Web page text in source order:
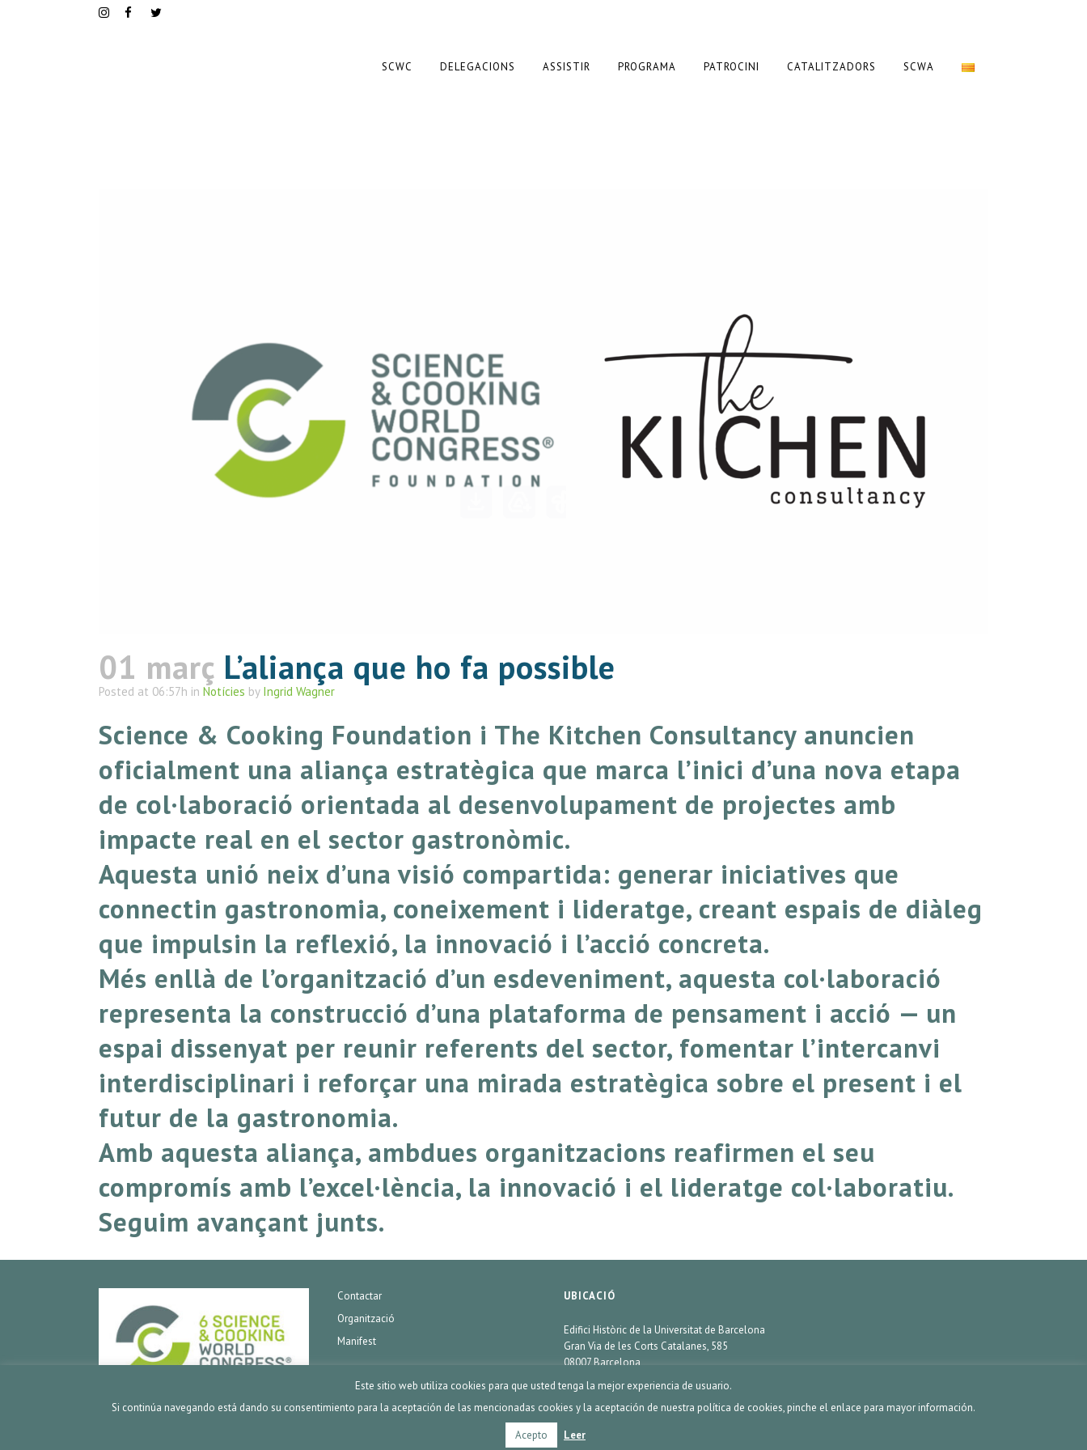
SCWC DELEGACIONS ASSISTIR PROGRAMA PATROCINI CATALITZADORS SCWA
01 març L’aliança que ho fa possible
Posted at 06:57h in Notícies by Ingrid Wagner
Science & Cooking Foundation i The Kitchen Consultancy anuncien
oficialment una aliança estratègica que marca l’inici d’una nova etapa
de col·laboració orientada al desenvolupament de projectes amb
impacte real en el sector gastronòmic.
Aquesta unió neix d’una visió compartida: generar iniciatives que
connectin gastronomia, coneixement i lideratge, creant espais de diàleg
que impulsin la reflexió, la innovació i l’acció concreta.
Més enllà de l’organització d’un esdeveniment, aquesta col·laboració
representa la construcció d’una plataforma de pensament i acció — un
espai dissenyat per reunir referents del sector, fomentar l’intercanvi
interdisciplinari i reforçar una mirada estratègica sobre el present i el
futur de la gastronomia.
Amb aquesta aliança, ambdues organitzacions reafirmen el seu
compromís amb l’excel·lència, la innovació i el lideratge col·laboratiu.
Seguim avançant junts.
Contactar
Organització
Manifest
UBICACIÓ
Edifici Històric de la Universitat de Barcelona
Gran Via de les Corts Catalanes, 585
08007 Barcelona
Este sitio web utiliza cookies para que usted tenga la mejor experiencia de usuario.
Si continúa navegando está dando su consentimiento para la aceptación de las mencionadas cookies y la aceptación de nuestra política de cookies, pinche el enlace para mayor información.
Acepto
Leer